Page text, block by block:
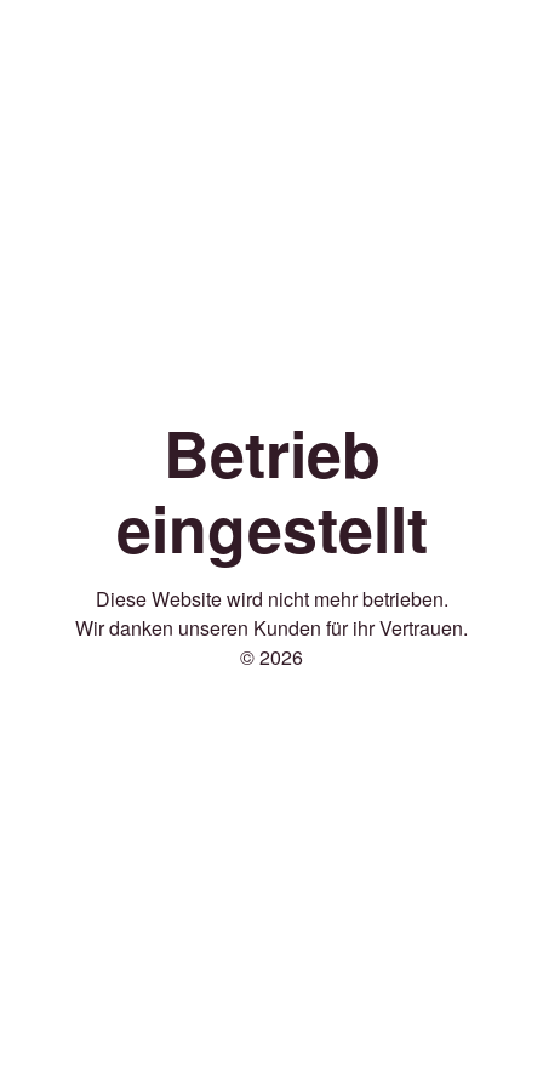
Betrieb
eingestellt
Diese Website wird nicht mehr betrieben.
Wir danken unseren Kunden für ihr Vertrauen.
© 2026